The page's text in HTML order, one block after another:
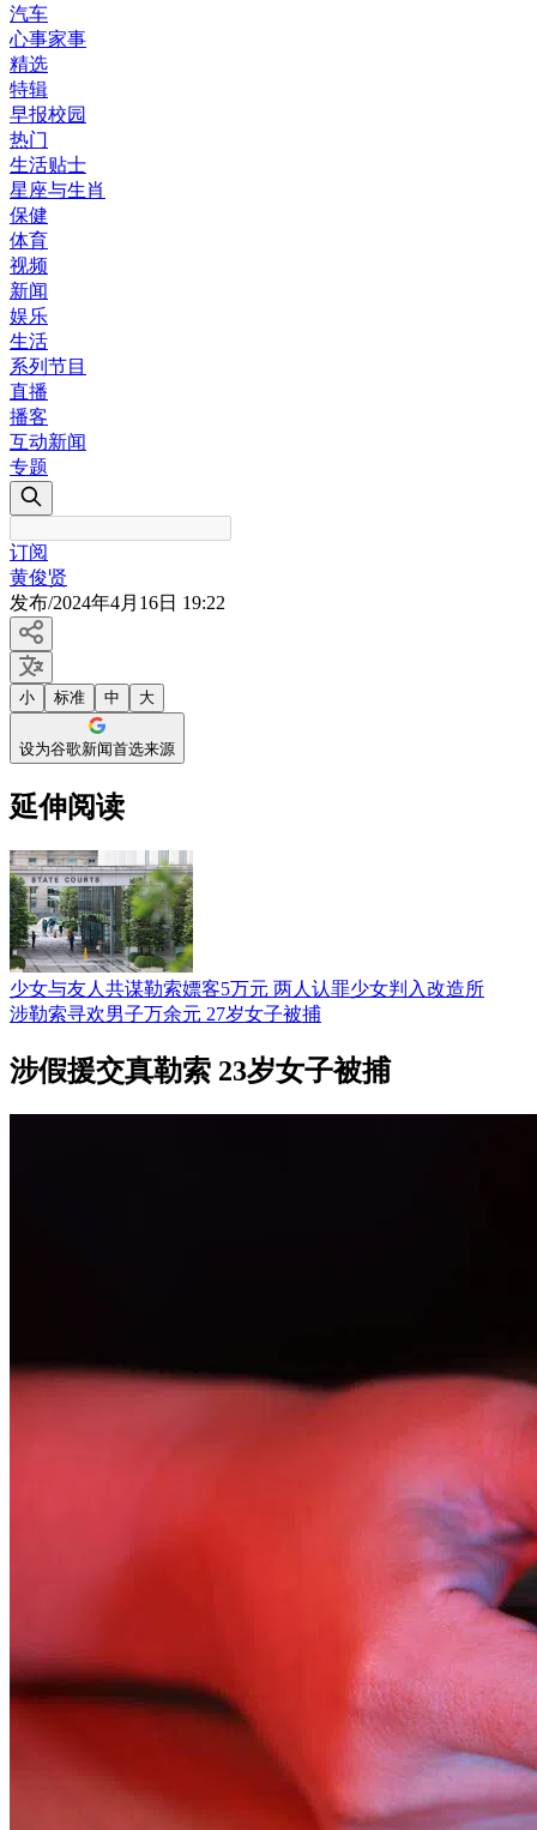
汽车
心事家事
精选
特辑
早报校园
热门
生活贴士
星座与生肖
保健
体育
视频
新闻
娱乐
生活
系列节目
直播
播客
互动新闻
专题
订阅
黄俊贤
发布/2024年4月16日 19:22
小 标准 中 大
设为谷歌新闻首选来源
延伸阅读
少女与友人共谋勒索嫖客5万元 两人认罪少女判入改造所
涉勒索寻欢男子万余元 27岁女子被捕
涉假援交真勒索 23岁女子被捕